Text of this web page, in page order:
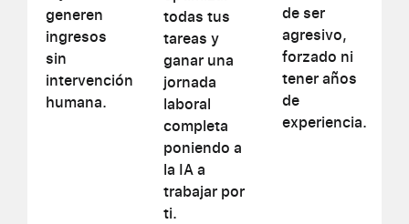
generen
ingresos
sin
intervención
humana.
todas tus
tareas y
ganar una
jornada
laboral
completa
poniendo a
la IA a
trabajar por
ti.
de ser
agresivo,
forzado ni
tener años
de
experiencia.